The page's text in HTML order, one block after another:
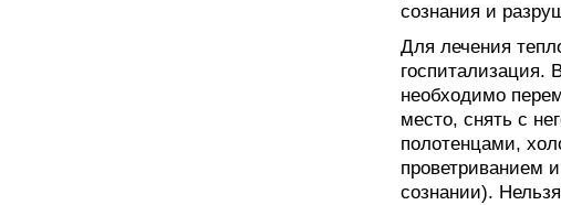
сознания и
Для лечения
госпитализация.
необходимо
место, снять с
полотенцами,
проветриванием
сознании).